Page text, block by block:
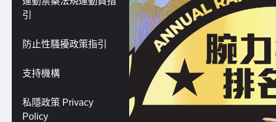
引
防止性騷擾政策指引
支持機構
私隱政策 Privacy
Policy